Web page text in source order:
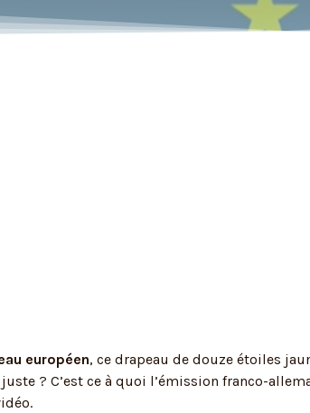
européen, ce drapeau de douze étoiles
? C’est ce à quoi l’émission franco-